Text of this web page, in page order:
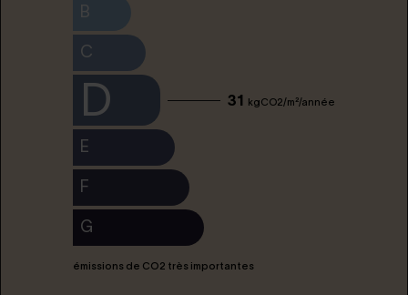
B
C
D 31 kgCO2/m²/année
E
F
G
émissions de CO2 très importantes